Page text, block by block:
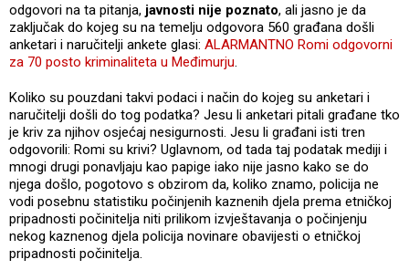
odgovori na ta pitanja, javnosti nije poznato, ali jasno je da
zaključak do kojeg su na temelju odgovora 560 građana došli
anketari i naručitelji ankete glasi: ALARMANTNO Romi odgovorni
za 70 posto kriminaliteta u Međimurju.
Koliko su pouzdani takvi podaci i način do kojeg su anketari i
naručitelji došli do tog podatka? Jesu li anketari pitali građane tko
je kriv za njihov osjećaj nesigurnosti. Jesu li građani isti tren
odgovorili: Romi su krivi? Uglavnom, od tada taj podatak mediji i
mnogi drugi ponavljaju kao papige iako nije jasno kako se do
njega došlo, pogotovo s obzirom da, koliko znamo, policija ne
vodi posebnu statistiku počinjenih kaznenih djela prema etničkoj
pripadnosti počinitelja niti prilikom izvještavanja o počinjenju
nekog kaznenog djela policija novinare obavijesti o etničkoj
pripadnosti počinitelja.